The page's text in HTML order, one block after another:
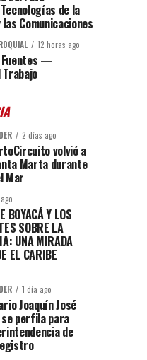
de la
Comunicaciones
12 horas ago
Fuentes —
2 días ago
volvió a
Marta durante
Mar
BOYACÁ Y LOS
SOBRE LA
UNA MIRADA
EL CARIBE
1 día ago
Joaquín José
se perfila para
de